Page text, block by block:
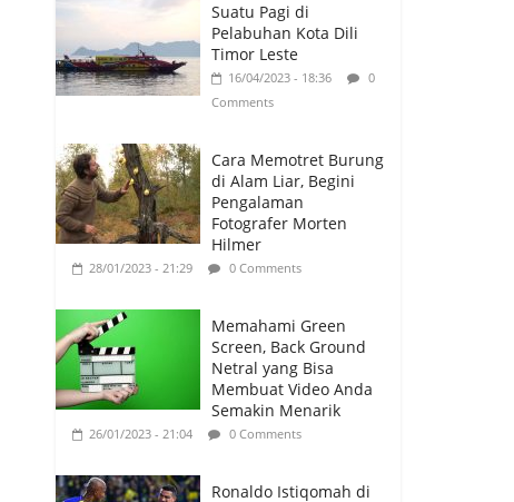
0 Comments
Suatu Pagi di
Pelabuhan Kota Dili
Timor Leste
16/04/2023 - 18:36
0
Comments
Cara Memotret Burung
di Alam Liar, Begini
Pengalaman
Fotografer Morten
Hilmer
28/01/2023 - 21:29 0 Comments
Memahami Green
Screen, Back Ground
Netral yang Bisa
Membuat Video Anda
Semakin Menarik
26/01/2023 - 21:04 0 Comments
Ronaldo Istiqomah di